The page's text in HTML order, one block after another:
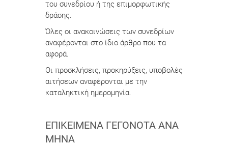
του συνεδρίου ή της επιμορφωτικής
δράσης.
Όλες οι ανακοινώσεις των συνεδρίων
αναφέρονται στο ίδιο άρθρο που τα
αφορά.
Οι προσκλήσεις, προκηρύξεις, υποβολές
αιτήσεων αναφέρονται με την
καταληκτική ημερομηνία.
ΕΠΙΚΕΊΜΕΝΑ ΓΕΓΟΝΌΤΑ ΑΝΆ
ΜΉΝΑ